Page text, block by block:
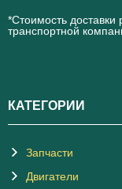
*Стоимость доставки
транспортной
КАТЕГОРИИ
Запчасти
Двигатели